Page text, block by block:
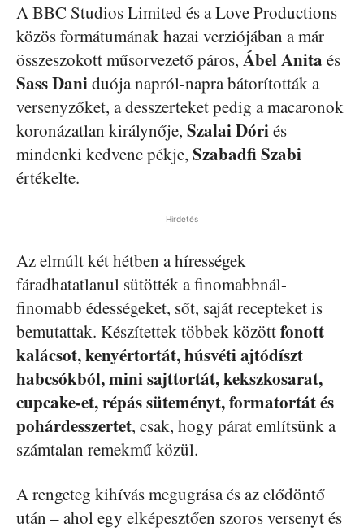
A BBC Studios Limited és a Love Productions
közös formátumának hazai verziójában a már
összeszokott műsorvezető páros, Ábel Anita és
Sass Daniduója napról-napra bátorították a
versenyzőket, a desszerteket pedig a macaronok
koronázatlan királynője, Szalai Dóriés
mindenki kedvenc pékje, Szabadfi Szabi
értékelte.
Hirdetés
Az elmúlt két hétben a hírességek
fáradhatatlanul sütötték a finomabbnál-
finomabb édességeket, sőt, saját recepteket is
bemutattak. Készítettek többek közöttfonott
kalácsot, kenyértortát, húsvéti ajtódíszt
habcsókból, mini sajttortát, kekszkosarat,
cupcake-et, répás süteményt, formatortát és
pohárdesszertet, csak, hogy párat említsünk a
számtalan remekmű közül.
A rengeteg kihívás megugrása és az elődöntő
után – ahol egy elképesztően szoros versenyt és